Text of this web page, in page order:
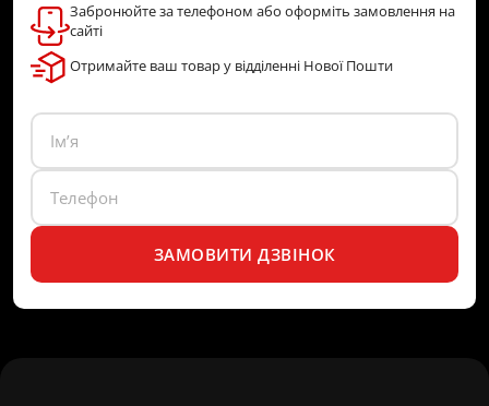
Забронюйте за телефоном або оформіть замовлення на
сайті
Отримайте ваш товар у відділенні Нової Пошти
ЗАМОВИТИ ДЗВІНОК